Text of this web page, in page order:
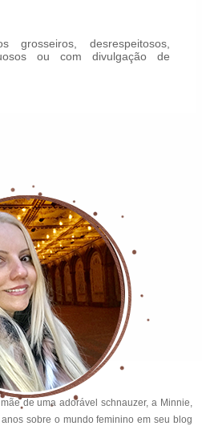
grosseiros, desrespeitosos,
ou com divulgação de
de uma adorável schnauzer, a Minnie,
sobre o mundo feminino em seu blog